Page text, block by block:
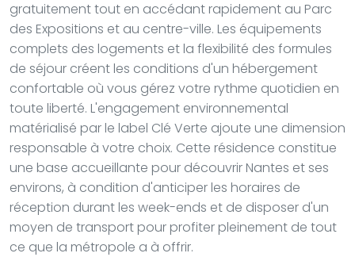
gratuitement tout en accédant rapidement au Parc
des Expositions et au centre-ville. Les équipements
complets des logements et la flexibilité des formules
de séjour créent les conditions d'un hébergement
confortable où vous gérez votre rythme quotidien en
toute liberté. L'engagement environnemental
matérialisé par le label Clé Verte ajoute une dimension
responsable à votre choix. Cette résidence constitue
une base accueillante pour découvrir Nantes et ses
environs, à condition d'anticiper les horaires de
réception durant les week-ends et de disposer d'un
moyen de transport pour profiter pleinement de tout
ce que la métropole a à offrir.